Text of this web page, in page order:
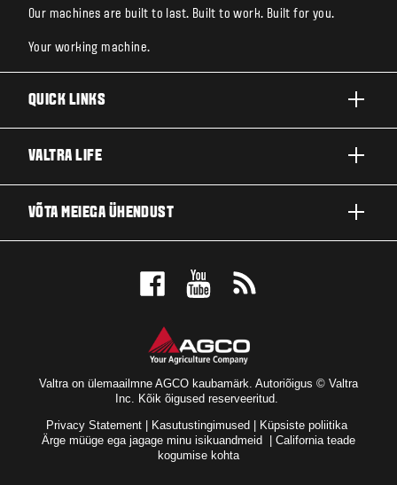
Our machines are built to last. Built to work. Built for you.
Your working machine.
QUICK LINKS
TEHNOLOOGIALAHENDUSED
VALTRA LIFE
VÕTA MEIEGA ÜHENDUST
Valtra on ülemaailmne AGCO kaubamärk. Autoriõigus © Valtra
Inc. Kõik õigused reserveeritud.
Privacy Statement | Kasutustingimused | Küpsiste poliitika
Ärge müüge ega jagage minu isikuandmeid | California teade
kogumise kohta